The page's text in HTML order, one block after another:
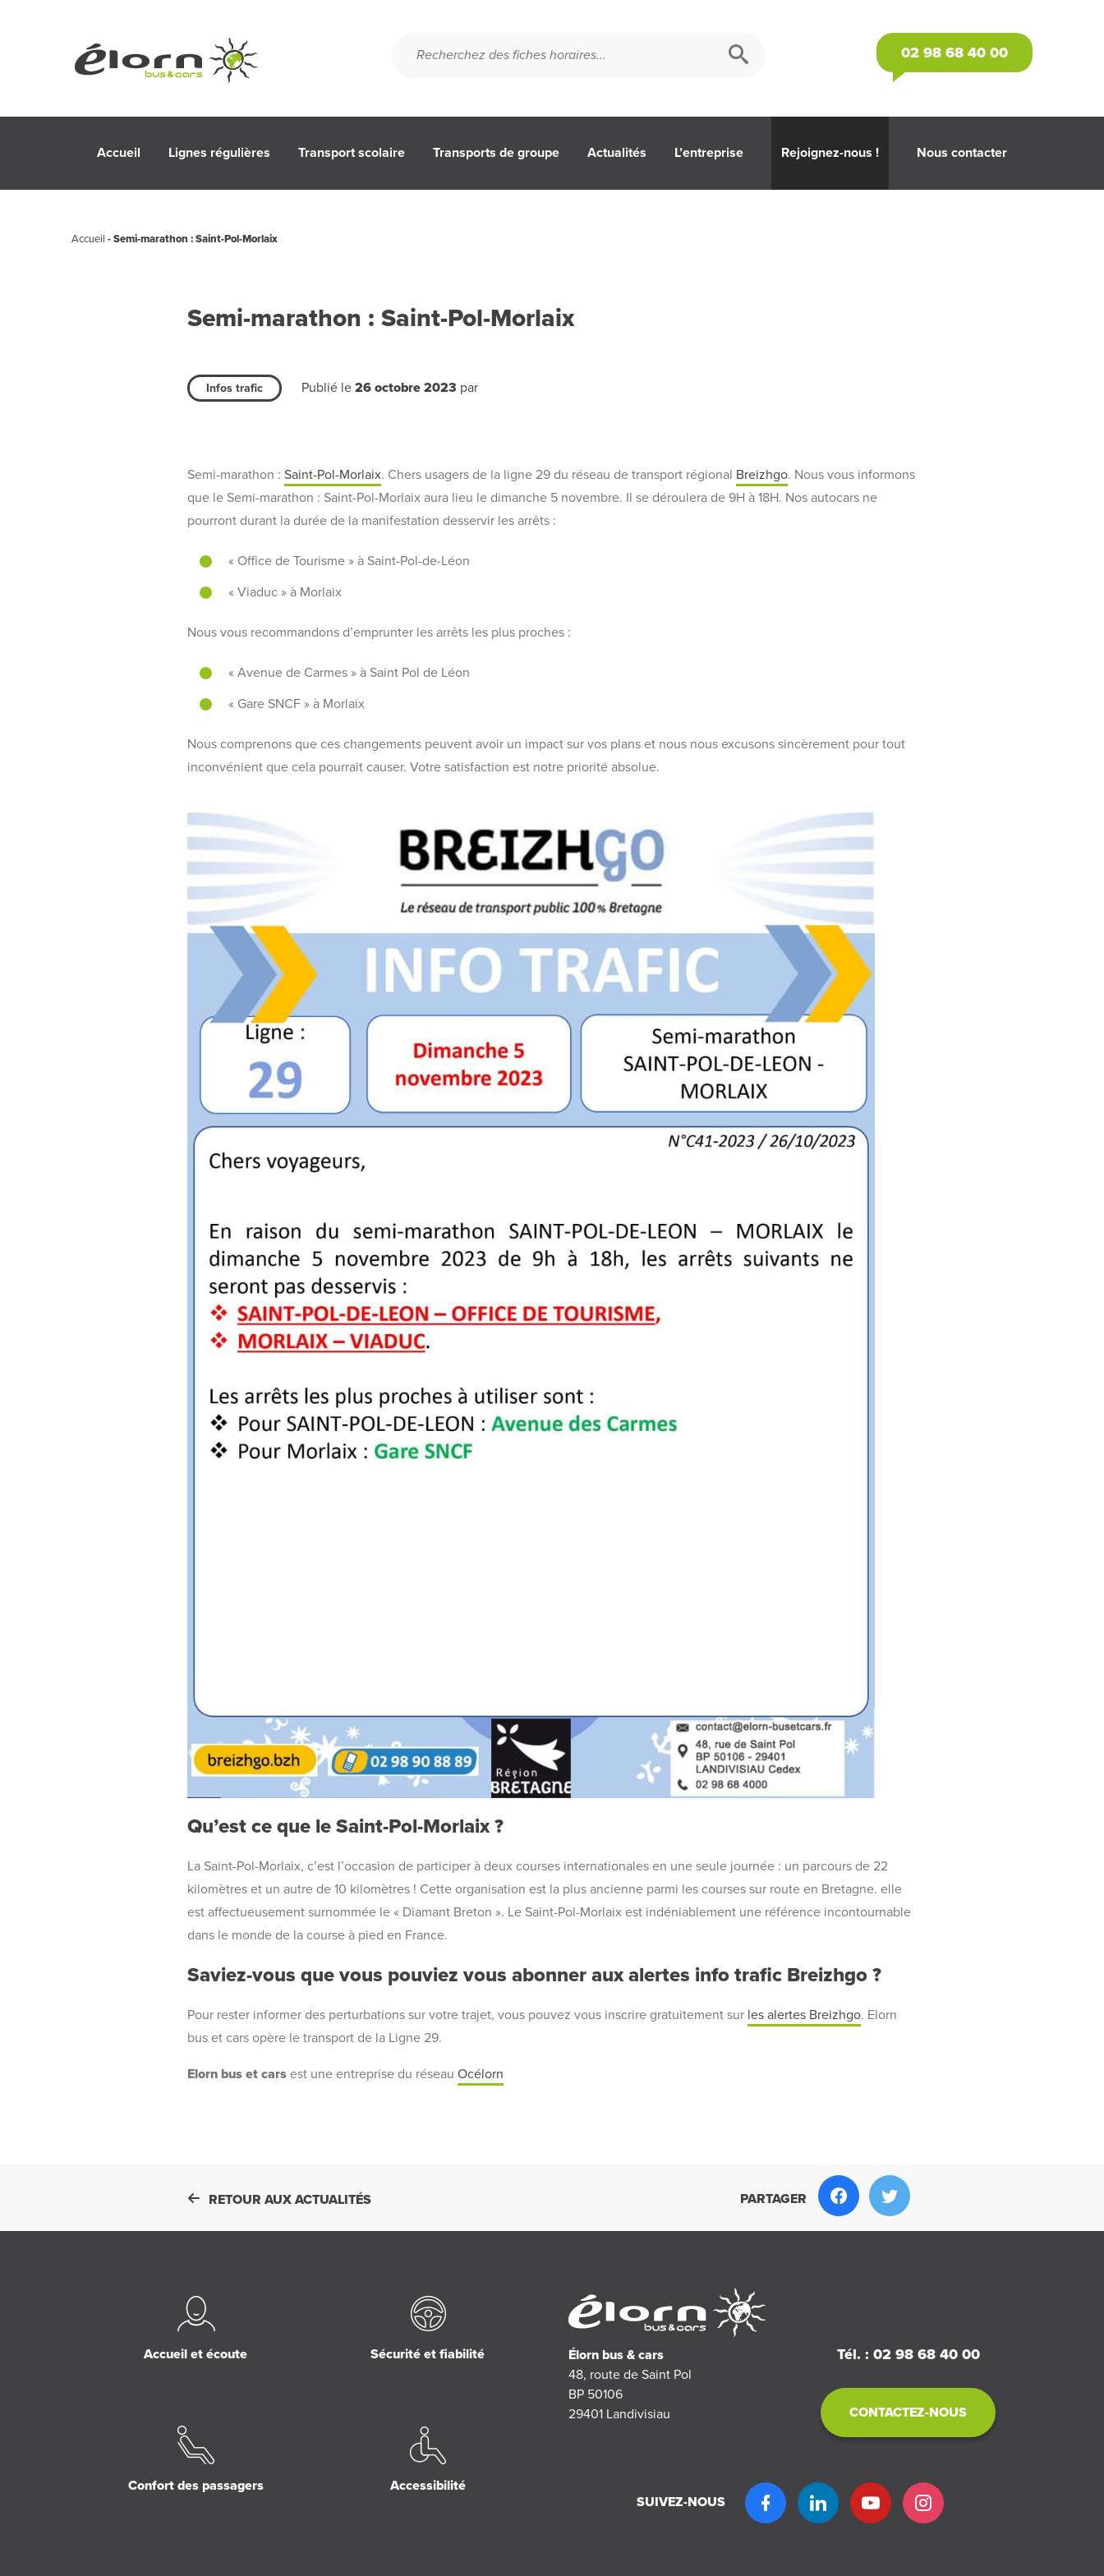
02 98 68 40 00
Accueil Lignes régulières Transport scolaire Transports de groupe Actualités L’entreprise Rejoignez-nous ! Nous contacter
Accueil -Semi-marathon : Saint-Pol-Morlaix
Semi-marathon : Saint-Pol-Morlaix
Infos trafic Publié le26 octobre 2023 par
Semi-marathon :Saint-Pol-Morlaix. Chers usagers de la ligne 29 du réseau de transport régional Breizhgo. Nous vous informons
que le Semi-marathon : Saint-Pol-Morlaix aura lieu le dimanche 5 novembre. Il se déroulera de 9H à 18H. Nos autocars ne
pourront durant la durée de la manifestation desservir les arrêts :
« Office de Tourisme » à Saint-Pol-de-Léon
« Viaduc » à Morlaix
Nous vous recommandons d’emprunter les arrêts les plus proches :
« Avenue de Carmes » à Saint Pol de Léon
« Gare SNCF » à Morlaix
Nous comprenons que ces changements peuvent avoir un impact sur vos plans et nous nous excusons sincèrement pour tout
inconvénient que cela pourrait causer. Votre satisfaction est notre priorité absolue.
Qu’est ce que le Saint-Pol-Morlaix ?
La Saint-Pol-Morlaix, c’est l’occasion de participer à deux courses internationales en une seule journée : un parcours de 22
kilomètres et un autre de 10 kilomètres ! Cette organisation est la plus ancienne parmi les courses sur route en Bretagne. elle
est affectueusement surnommée le « Diamant Breton ». Le Saint-Pol-Morlaix est indéniablement une référence incontournable
dans le monde de la course à pied en France.
Saviez-vous que vous pouviez vous abonner aux alertes info trafic Breizhgo ?
Pour rester informer des perturbations sur votre trajet, vous pouvez vous inscrire gratuitement sur les alertes Breizhgo. Elorn
bus et cars opère le transport de la Ligne 29.
Elorn bus et cars est une entreprise du réseauOcélorn
RETOUR AUX ACTUALITÉS PARTAGER
Accueil et écoute Sécurité et fiabilité
Confort des passagers Accessibilité
Élorn bus & cars
48, route de Saint Pol
BP 50106
29401 Landivisiau
Tél. : 02 98 68 40 00
CONTACTEZ-NOUS
SUIVEZ-NOUS